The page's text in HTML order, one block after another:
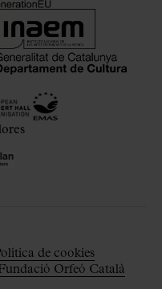
de cookies
Orfeó Català